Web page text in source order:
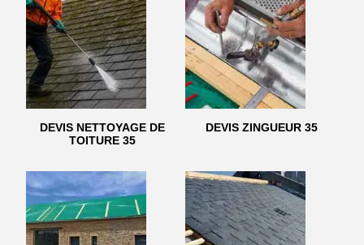
DEVIS NETTOYAGE DE
TOITURE 35
DEVIS ZINGUEUR 35